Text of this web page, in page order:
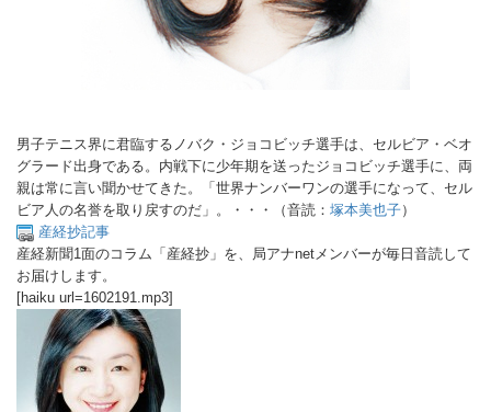
男子テニス界に君臨するノバク・ジョコビッチ選手は、セルビア・ベオ
グラード出身である。内戦下に少年期を送ったジョコビッチ選手に、両
親は常に言い聞かせてきた。「世界ナンバーワンの選手になって、セル
ビア人の名誉を取り戻すのだ」。・・・（音読： 塚本美也子）
産経抄記事
産経新聞1面のコラム「産経抄」を、局アナnetメンバーが毎日音読して
お届けします。
[haiku url=1602191.mp3]